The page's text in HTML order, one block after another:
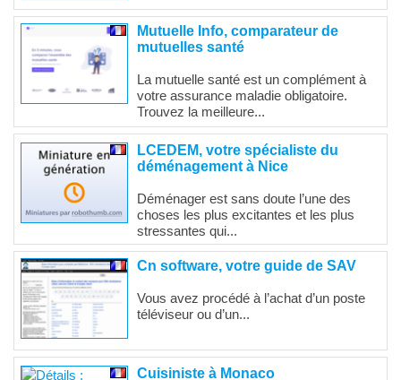
Mutuelle Info, comparateur de
mutuelles santé
La mutuelle santé est un complément à
votre assurance maladie obligatoire.
Trouvez la meilleure...
LCEDEM, votre spécialiste du
déménagement à Nice
Déménager est sans doute l’une des
choses les plus excitantes et les plus
stressantes qui...
Cn software, votre guide de SAV
Vous avez procédé à l’achat d’un poste
téléviseur ou d’un...
Cuisiniste à Monaco